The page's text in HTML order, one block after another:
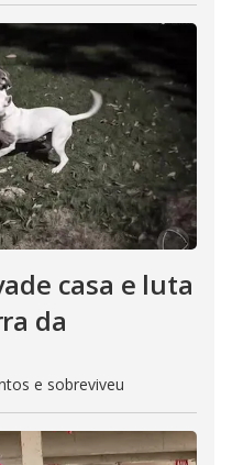
casa e luta
da
e sobreviveu